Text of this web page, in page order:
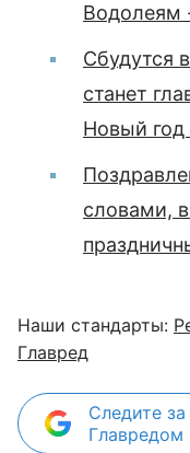
Водолеям
Сбудутся
станет
Новый год
словами,
Наши стандарты:
Главред
Следите
Главредом